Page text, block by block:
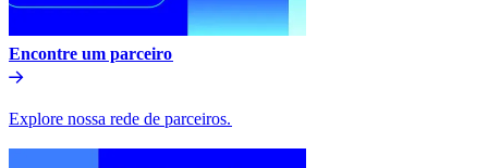
Encontre um parceiro​​
Explore nossa rede de parceiros.​​